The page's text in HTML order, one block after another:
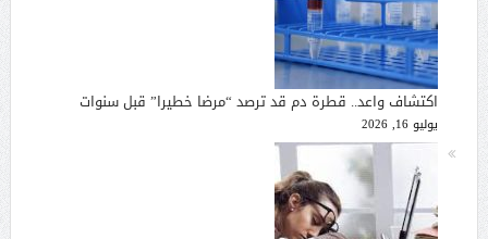
اكتشاف واعد.. قطرة دم قد ترصد “مرضا خطيرا” قبل سنوات
يوليو 16, 2026